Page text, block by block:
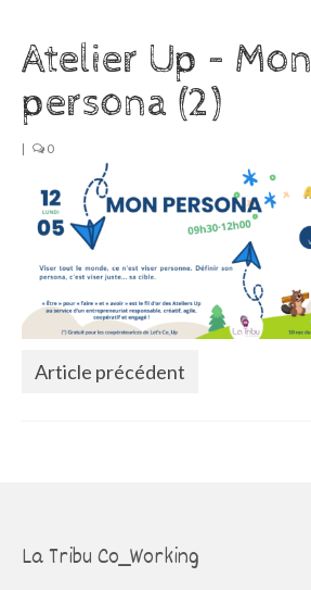
Le concept
Nos services
La domiciliation commerciale
La Communauté
Annuaire des Co_Workers
Les Événements
Le Blog
Atelier Up – Mon
persona (2)
| 0
Article précédent
La Tribu Co_Working